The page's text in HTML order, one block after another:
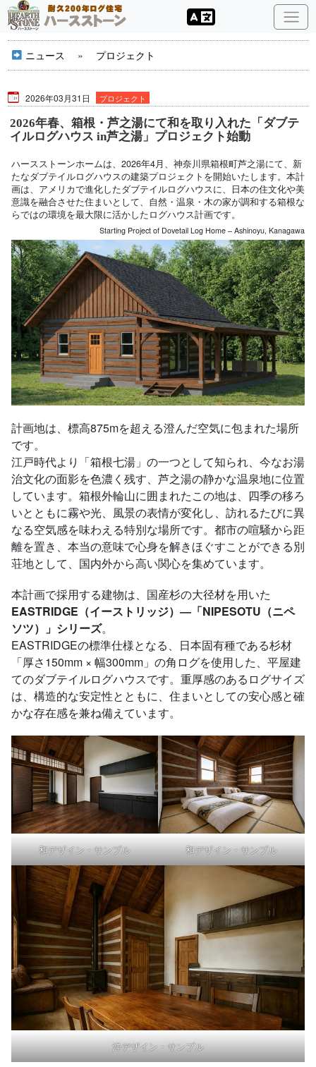
ニュース » プロジェクト
2026年03月31日 プロジェクト
2026年春、箱根・芦之湯にて和を取り入れた「ダブテ
イルログハウス in芦之湯」プロジェクト始動
ハースストーンホームは、2026年4月、神奈川県箱根町芦之湯にて、新
たなダブテイルログハウスの建築プロジェクトを開始いたします。本計
画は、アメリカで進化したダブテイルログハウスに、日本の住文化や美
意識を融合させた住まいとして、自然・温泉・木の家が調和する箱根な
らではの環境を最大限に活かしたログハウス計画です。
Starting Project of Dovetail Log Home – Ashinoyu, Kanagawa
計画地は、標高875mを超える澄んだ空気に包まれた場所
です。
江戸時代より「箱根七湯」の一つとして知られ、今なお湯
治文化の面影を色濃く残す、芦之湯の静かな温泉地に位置
しています。箱根外輪山に囲まれたこの地は、四季の移ろ
いとともに霧や光、風景の表情が変化し、訪れるたびに異
なる空気感を味わえる特別な場所です。都市の喧騒から距
離を置き、本当の意味で心身を解きほぐすことができる別
荘地として、国内外から高い関心を集めています。
本計画で採用する建物は、国産杉の大径材を用いた
EASTRIDGE（イーストリッジ）―「NIPESOTU（ニペ
ソツ）」シリーズ。
EASTRIDGEの標準仕様となる、日本固有種である杉材
「厚さ150mm × 幅300mm」の角ログを使用した、平屋建
てのダブテイルログハウスです。重厚感のあるログサイズ
は、構造的な安定性とともに、住まいとしての安心感と確
かな存在感を兼ね備えています。
和デザイン・サンプル 和デザイン・サンプル
洋デザイン・サンプル